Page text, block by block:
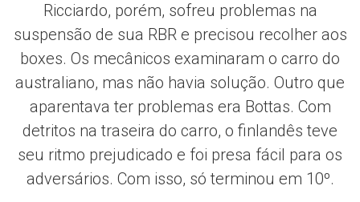
Ricciardo, porém, sofreu problemas na
suspensão de sua RBR e precisou recolher aos
boxes. Os mecânicos examinaram o carro do
australiano, mas não havia solução. Outro que
aparentava ter problemas era Bottas. Com
detritos na traseira do carro, o finlandês teve
seu ritmo prejudicado e foi presa fácil para os
adversários. Com isso, só terminou em 10º.